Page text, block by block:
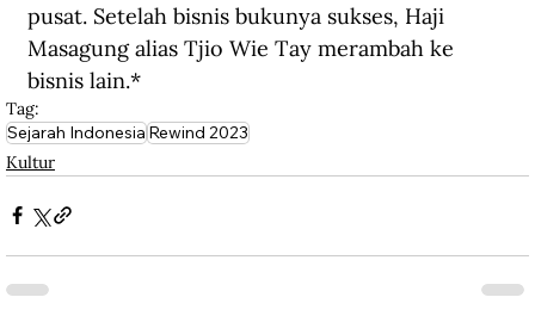
pusat. Setelah bisnis bukunya sukses, Haji
Masagung alias Tjio Wie Tay merambah ke
bisnis lain.*
Tag:
Sejarah IndonesiaRewind 2023
Kultur